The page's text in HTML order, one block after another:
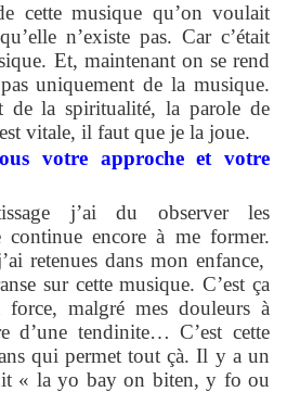
cette musique qu’on voulait
n’existe pas. Car c’était
Et, maintenant on se rend
uniquement de la musique.
de la spiritualité, la parole de
vitale, il faut que je la joue.
votre approche et votre
j’ai du observer les
continue encore à me former.
retenues dans mon enfance,
sur cette musique. C’est ça
malgré mes douleurs à
d’une tendinite… C’est cette
qui permet tout çà. Il y a un
« la yo bay on biten, y fo ou